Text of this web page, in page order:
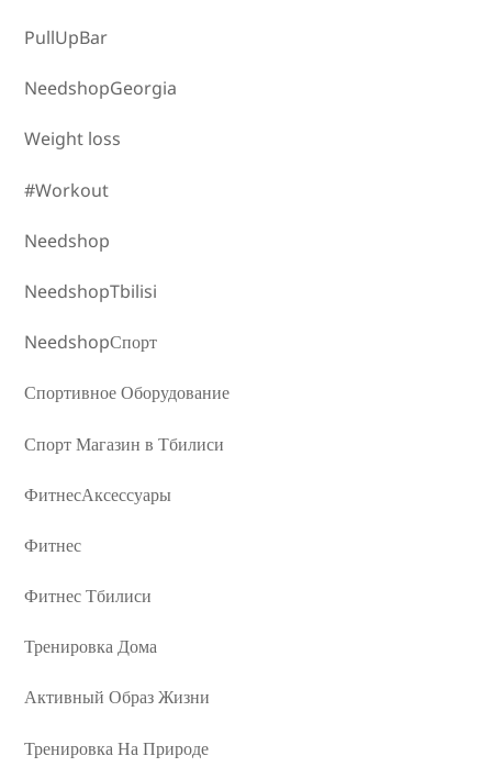
PullUpBar
NeedshopGeorgia
Weight loss
#Workout
Needshop
NeedshopTbilisi
NeedshopСпорт
Спортивное Оборудование
Спорт Магазин в Тбилиси
ФитнесАксессуары
Фитнес
Фитнес Тбилиси
Тренировка Дома
Активный Образ Жизни
Тренировка На Природе